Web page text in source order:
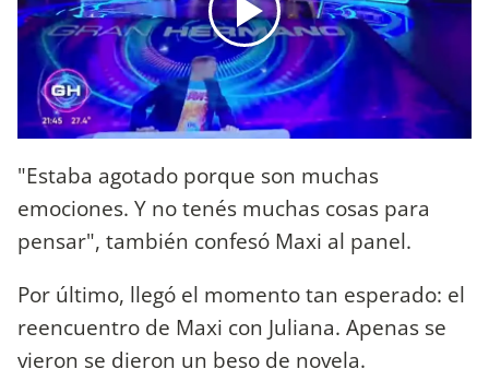
"Estaba agotado porque son muchas
emociones. Y no tenés muchas cosas para
pensar", también confesó Maxi al panel.
Por último, llegó el momento tan esperado: el
reencuentro de Maxi con Juliana. Apenas se
vieron se dieron un beso de novela.